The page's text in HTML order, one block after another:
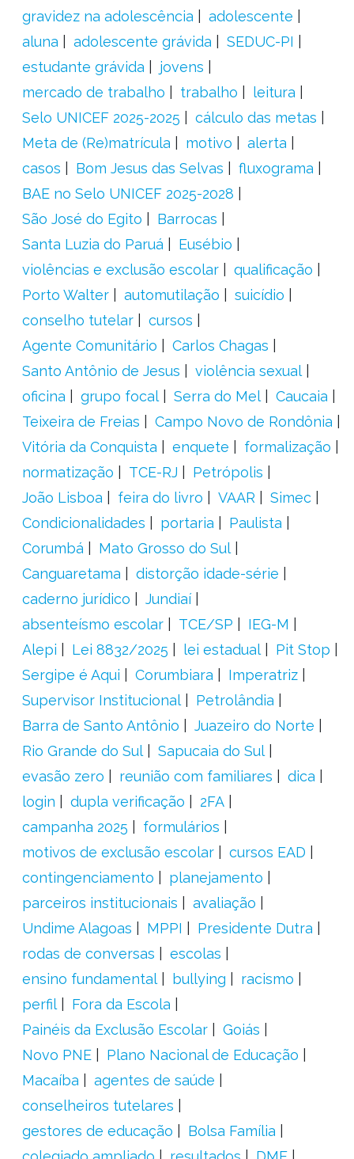
gravidez na adolescência
adolescente
aluna
adolescente grávida
SEDUC-PI
estudante grávida
jovens
mercado de trabalho
trabalho
leitura
Selo UNICEF 2025-2025
cálculo das metas
Meta de (Re)matrícula
motivo
alerta
casos
Bom Jesus das Selvas
fluxograma
BAE no Selo UNICEF 2025-2028
São José do Egito
Barrocas
Santa Luzia do Paruá
Eusébio
violências e exclusão escolar
qualificação
Porto Walter
automutilação
suicídio
conselho tutelar
cursos
Agente Comunitário
Carlos Chagas
Santo Antônio de Jesus
violência sexual
oficina
grupo focal Serra do Mel
Caucaia
Teixeira de Freias
Campo Novo de Rondônia
Vitória da Conquista
enquete
formalização
normatização
TCE-RJ
Petrópolis
João Lisboa
feira do livro VAAR
Simec
Condicionalidades
portaria
Paulista
Corumbá
Mato Grosso do Sul
Canguaretama
distorção idade-série
caderno jurídico
Jundiaí
absenteísmo escolar
TCE/SP
IEG-M
Alepi
Lei 8832/2025 lei estadual
Pit Stop
Sergipe é Aqui
Corumbiara
Imperatriz
Supervisor Institucional
Petrolândia
Barra de Santo Antônio
Juazeiro do Norte
Rio Grande do Sul
Sapucaia do Sul
evasão zero
reunião com familiares
dica
login
dupla verificação
2FA
campanha 2025
formulários
motivos de exclusão escolar
cursos EAD
contingenciamento
planejamento
parceiros institucionais
avaliação
Undime Alagoas
MPPI
Presidente Dutra
rodas de conversas
escolas
ensino fundamental
bullying
racismo
perfil
Fora da Escola
Painéis da Exclusão Escolar
Goiás
Novo PNE
Plano Nacional de Educação
Macaíba
agentes de saúde
conselheiros tutelares
gestores de educação
Bolsa Família